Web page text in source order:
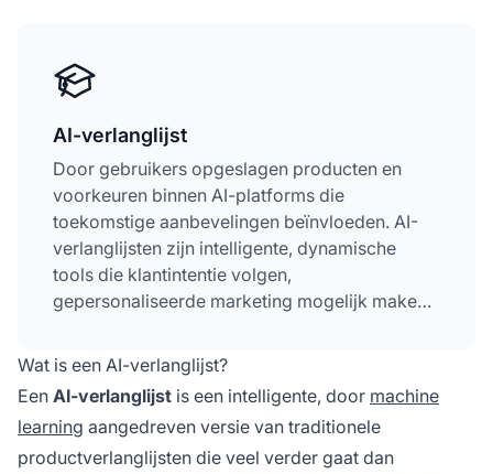
AI-verlanglijst
Door gebruikers opgeslagen producten en
voorkeuren binnen AI-platforms die
toekomstige aanbevelingen beïnvloeden. AI-
verlanglijsten zijn intelligente, dynamische
tools die klantintentie volgen,
gepersonaliseerde marketing mogelijk maken
productaanbevelingen en prijsbewaking.
Wat is een AI-verlanglijst?
Een AI-verlanglijst is een intelligente, door machine
learning aangedreven versie van traditionele
productverlanglijsten die veel verder gaat dan